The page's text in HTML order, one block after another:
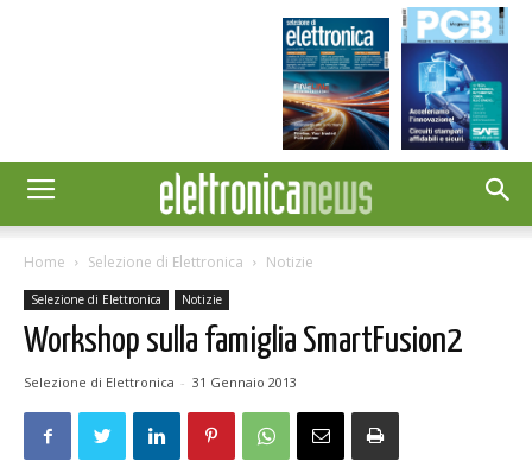
Home Selezione di Elettronica Notizie
Selezione di Elettronica Notizie
Workshop sulla famiglia SmartFusion2
Selezione di Elettronica - 31 Gennaio 2013